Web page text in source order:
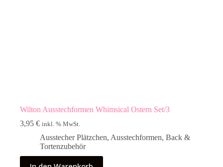
Wilton Ausstechformen Whimsical Ostern Set/3
3,95 € inkl. % MwSt.
Ausstecher Plätzchen, Ausstechformen, Back &
Tortenzubehör